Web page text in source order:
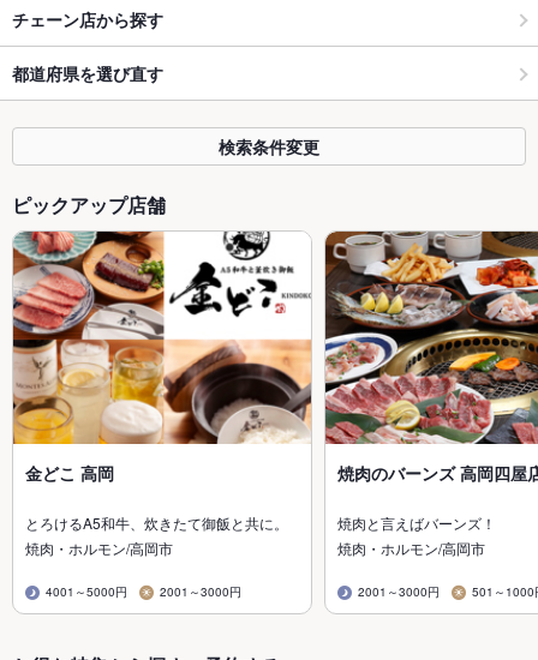
チェーン店から探す
都道府県を選び直す
検索条件変更
ピックアップ店舗
金どこ 高岡
とろけるA5和牛、炊きたて御飯と共に。
焼肉・ホルモン/高岡市
4001～5000円 2001～3000円
焼肉のバーンズ 高岡四屋
焼肉と言えばバーンズ！
焼肉・ホルモン/高岡市
2001～3000円 501～1000